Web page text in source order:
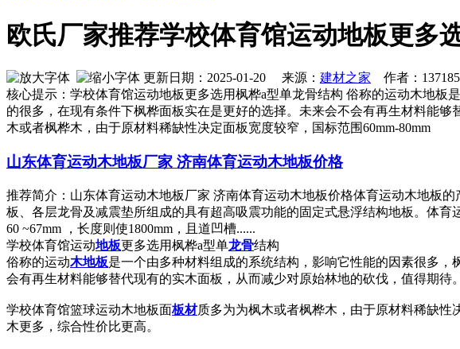
欧氏厂家推荐学校体育馆运动地板更多
更新日期：2025-01-20 来源： 建材之家 作者：
核心提示：学校体育馆运动地板更多选用枫桦a型单龙骨结构 俗称的运动木地
的很多，在现有条件下枫桦面板实在是更好的选择。未来会不会有再生材料能
木或者枫桦木，由于原材料稀缺性决定面板宽度较窄，国标范围60mm-80mm
山东体育运动木地板厂家 济南体育运动木地板价格
推荐简介：山东体育运动木地板厂家 济南体育运动木地板
板、各层龙骨及减震垫所组成的具有超高吸震功能的固定式悬浮结构地板。体
60 ~67mm ，长度则使1800mm，且道凹槽......
学校体育馆运动地板更多选用枫桦a型单龙骨结构
俗称的运动木地板是一个由多种材料组成的系统结构，影响它性能的因素很多
会有再生材料能够替代现有的实木面板，从而减少对原始林地的砍伐，值得期待。
学校体育馆篮球运动木地板面板材质多为为枫木或者枫桦木，由于原材料稀缺性
木更多，综合性价比更高。